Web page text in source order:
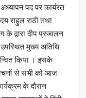
पद पर कार्यरत
राहुल राठी तथा
के द्वारा दीप प्रज्वलन
मुख्य अतिथि
किया । इसके
से सभी को आज
के दौरान